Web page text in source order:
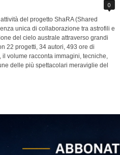
0
del progetto ShaRA (Shared
unica di collaborazione tra astrofili e
del cielo australe attraverso grandi
22 progetti, 34 autori, 493 ore di
volume racconta immagini, tecniche,
delle più spettacolari meraviglie del